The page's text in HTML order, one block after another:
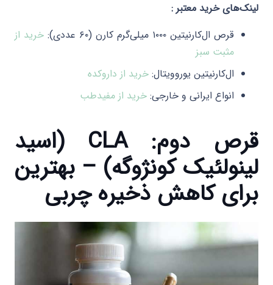
لینک‌های خرید معتبر :
قرص ال‌کارنیتین ۱۰۰۰ میلی‌گرم کارن (۶۰ عددی):
خرید از
مثبت سبز
ال‌کارنیتین یوروویتال: خرید از داروکده
انواع ایرانی و خارجی: خرید از مفیدطب
قرص دوم: CLA (اسید
لینولئیک کونژوگه) – بهترین
برای کاهش ذخیره چربی